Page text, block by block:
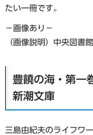
たい一冊です。
−画像あり−
（画像説明）中央図
豊饒の海・第一
新潮文庫
三島由紀夫のライフワ